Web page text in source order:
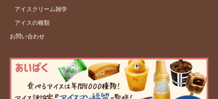
アイスクリーム雑学
アイスの種類
お問い合わせ